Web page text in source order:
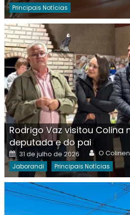
Principais Notícias
Rodrigo Vaz visitou Colina
deputada e do pai
Posted
on
31 de julho de 2026 Author
O
Jaborandi Principais Notícias